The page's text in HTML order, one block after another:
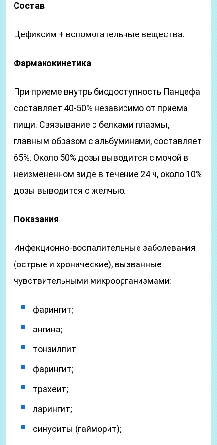
Состав
Цефиксим + вспомогательные вещества.
Фармакокинетика
При приеме внутрь биодоступность Панцефа
составляет 40-50% независимо от приема
пищи. Связывание с белками плазмы,
главным образом с альбуминами, составляет
65%. Около 50% дозы выводится с мочой в
неизмененном виде в течение 24 ч, около 10%
дозы выводится с желчью.
Показания
Инфекционно-воспалительные заболевания
(острые и хронические), вызванные
чувствительными микроорганизмами:
фарингит;
ангина;
тонзиллит;
фарингит;
трахеит;
ларингит;
синуситы (гайморит);